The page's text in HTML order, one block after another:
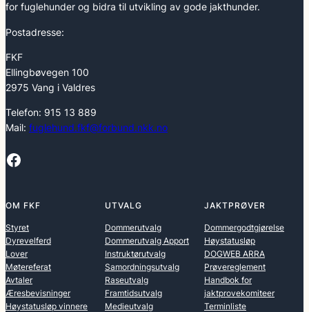
for fuglehunder og bidra til utvikling av gode jakthunder.
Postadresse:
FKF
Ellingbøvegen 100
2975 Vang i Valdres
Telefon: 915 13 889
Mail: fuglehund.fkf@forbund.nkk.no
Facebook
OM FKF
Styret
Dyrevelferd
Lover
Møtereferat
Avtaler
Æresbevisninger
Høystatusløp vinnere
UTVALG
Dommerutvalg
Dommerutvalg Apport
Instruktørutvalg
Samordningsutvalg
Raseutvalg
Framtidsutvalg
Medieutvalg
JAKTPRØVER
Dommergodtgjørelse
Høystatusløp
DOGWEB ARRA
Prøvereglement
Handbok for
jaktprovekomiteer
Terminliste